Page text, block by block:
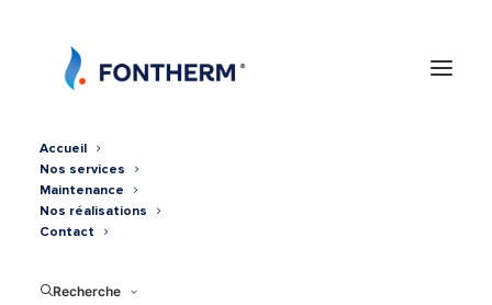
Accueil
Nos services
Maintenance
Nos réalisations
Contact
Recherche